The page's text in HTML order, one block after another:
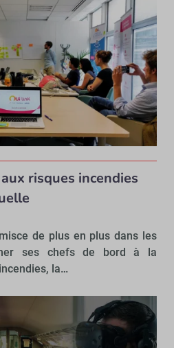
risques incendies
de plus en plus dans les
ses chefs de bord à la
la…